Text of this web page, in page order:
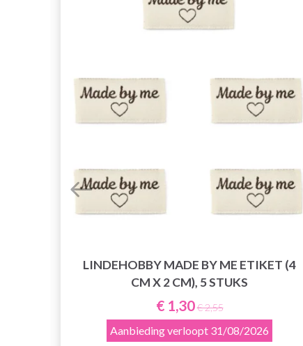
LINDEHOBBY MADE BY ME ETIKET (4
CM X 2 CM), 5 STUKS
€ 1,30€ 2,55
Aanbieding verloopt 31/08/2026